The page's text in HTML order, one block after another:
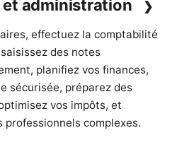
et administration
, effectuez la comptabilité
des notes
, planifiez vos finances,
sécurisée, préparez des
vos impôts, et
professionnels complexes.